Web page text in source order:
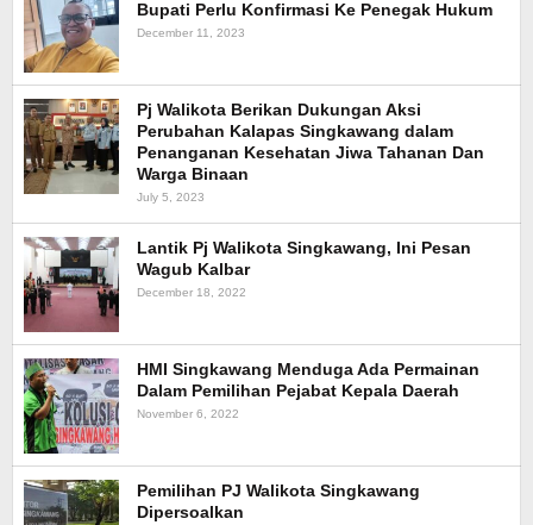
Bupati Perlu Konfirmasi Ke Penegak Hukum
December 11, 2023
Pj Walikota Berikan Dukungan Aksi
Perubahan Kalapas Singkawang dalam
Penanganan Kesehatan Jiwa Tahanan Dan
Warga Binaan
July 5, 2023
Lantik Pj Walikota Singkawang, Ini Pesan
Wagub Kalbar
December 18, 2022
HMI Singkawang Menduga Ada Permainan
Dalam Pemilihan Pejabat Kepala Daerah
November 6, 2022
Pemilihan PJ Walikota Singkawang
Dipersoalkan